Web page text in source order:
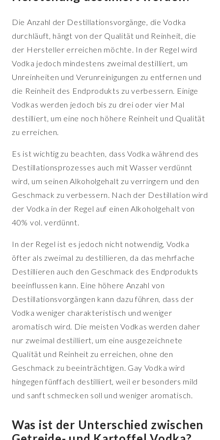
Die Anzahl der Destillationsvorgänge, die Vodka
durchläuft, hängt von der Qualität und Reinheit, die
der Hersteller erreichen möchte. In der Regel wird
Vodka jedoch mindestens zweimal destilliert, um
Unreinheiten und Verunreinigungen zu entfernen und
die Reinheit des Endprodukts zu verbessern. Einige
Vodkas werden jedoch bis zu drei oder vier Mal
destilliert, um eine noch höhere Reinheit und Qualität
zu erreichen.
Es ist wichtig zu beachten, dass Vodka während des
Destillationsprozesses auch mit Wasser verdünnt
wird, um seinen Alkoholgehalt zu verringern und den
Geschmack zu verbessern. Nach der Destillation wird
der Vodka in der Regel auf einen Alkoholgehalt von
40% vol. verdünnt.
In der Regel ist es jedoch nicht notwendig, Vodka
öfter als zweimal zu destillieren, da das mehrfache
Destillieren auch den Geschmack des Endprodukts
beeinflussen kann. Eine höhere Anzahl von
Destillationsvorgängen kann dazu führen, dass der
Vodka weniger charakteristisch und weniger
aromatisch wird. Die meisten Vodkas werden daher
nur zweimal destilliert, um eine ausgezeichnete
Qualität und Reinheit zu erreichen, ohne den
Geschmack zu beeinträchtigen. Gay Vodka wird
hingegen fünffach destilliert, weil er besonders mild
und sanft schmecken soll und weniger aromatisch.
Was ist der Unterschied zwischen